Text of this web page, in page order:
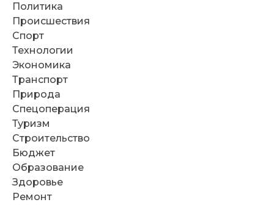
Политика
Происшествия
Спорт
Технологии
Экономика
Транспорт
Природа
Спецоперация
Туризм
Строительство
Бюджет
Образование
Здоровье
Ремонт